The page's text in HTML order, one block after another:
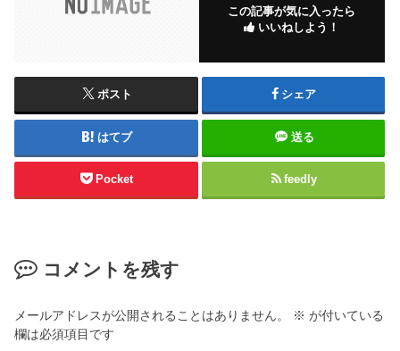
この記事が気に入ったら
いいねしよう！
ポスト シェア
はてブ 送る
Pocket feedly
コメントを残す
メールアドレスが公開されることはありません。 ※ が付いている
欄は必須項目です